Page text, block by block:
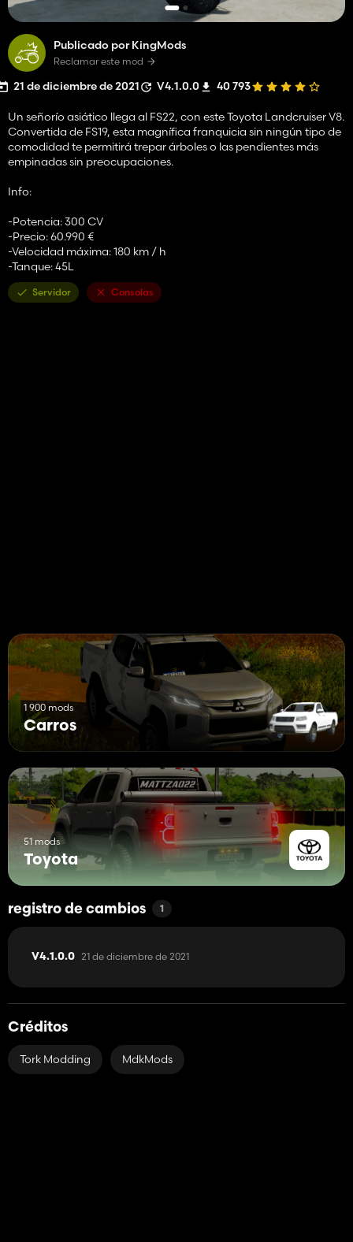
Publicado por KingMods
Reclamar este mod
21 de diciembre de 2021 V4.1.0.0 40 793
Un señorío asiático llega al FS22, con este Toyota Landcruiser V8.
Convertida de FS19, esta magnífica franquicia sin ningún tipo de
comodidad te permitirá trepar árboles o las pendientes más
empinadas sin preocupaciones.
Info:
-Potencia: 300 CV
-Precio: 60.990 €
-Velocidad máxima: 180 km / h
-Tanque: 45L
Servidor Consolas
1 900 mods
Carros
51 mods
Toyota
registro de cambios 1
V4.1.0.0 21 de diciembre de 2021
Créditos
Tork Modding MdkMods